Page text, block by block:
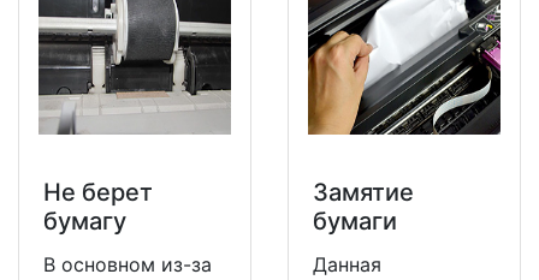
Не берет
бумагу
В основном из-за
Замятие
бумаги
Данная